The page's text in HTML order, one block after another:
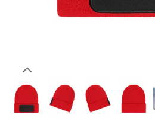
Sie möchten gerne für Ihren